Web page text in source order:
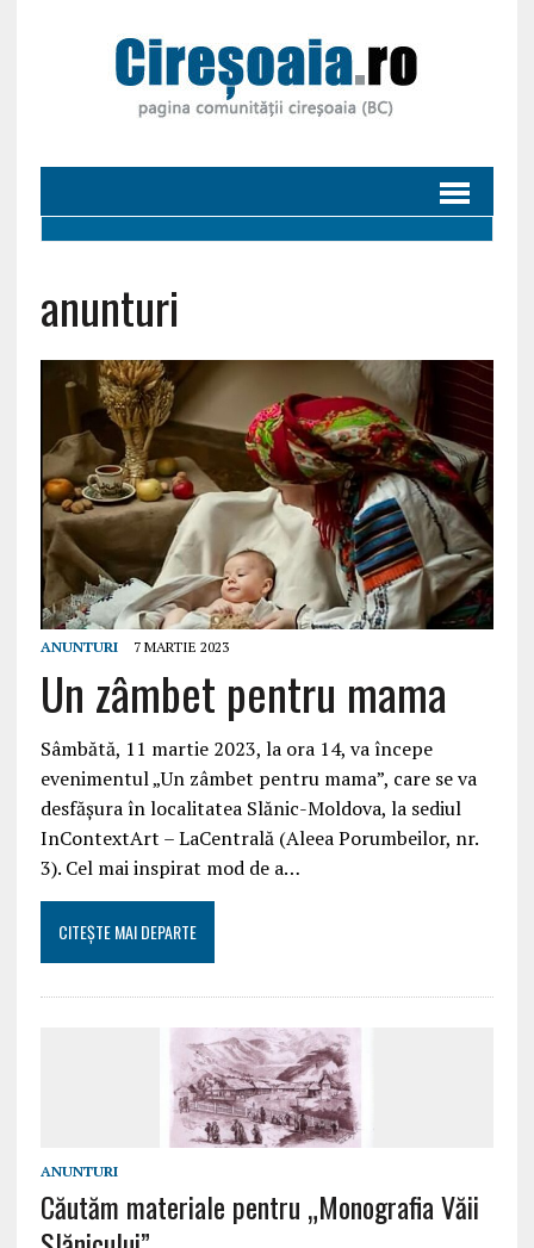
anunturi
ANUNTURI 7 MARTIE 2023
Un zâmbet pentru mama
Sâmbătă, 11 martie 2023, la ora 14, va începe
evenimentul „Un zâmbet pentru mama”, care se va
desfășura în localitatea Slănic-Moldova, la sediul
InContextArt – LaCentrală (Aleea Porumbeilor, nr.
3). Cel mai inspirat mod de a…
CITEȘTE MAI DEPARTE
ANUNTURI
Căutăm materiale pentru „Monografia Văii